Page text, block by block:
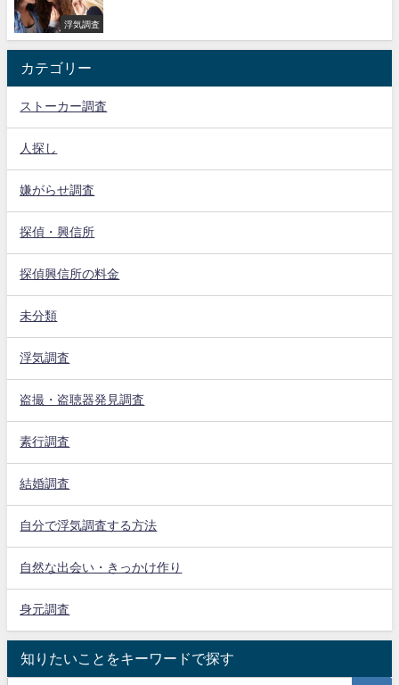
浮気調査
カテゴリー
ストーカー調査
人探し
嫌がらせ調査
探偵・興信所
探偵興信所の料金
未分類
浮気調査
盗撮・盗聴器発見調査
素行調査
結婚調査
自分で浮気調査する方法
自然な出会い・きっかけ作り
身元調査
知りたいことをキーワードで探す